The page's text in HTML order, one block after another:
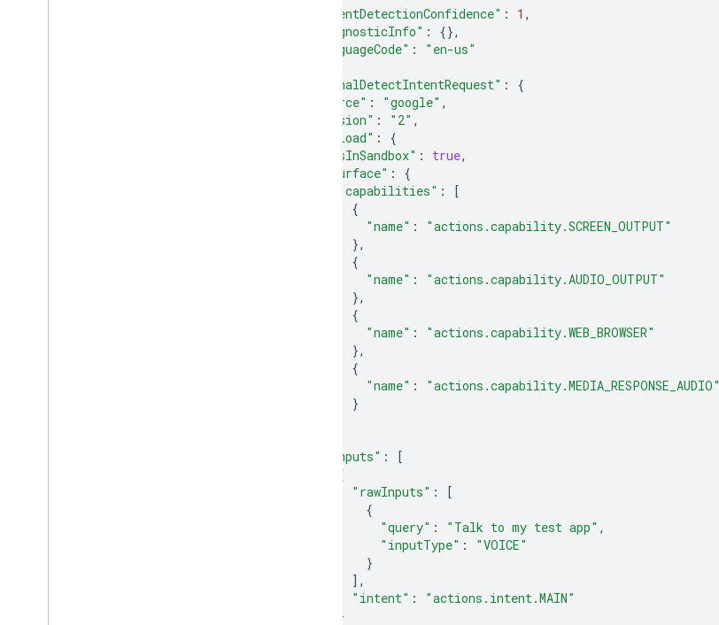
"intentDetectionConfidence" : 1 ,
"diagnosticInfo" :
{},
"languageCode" :
"en-us"
"originalDetectIntentRequest" :
{
"source" : "google" ,
"version" : "2" ,
"payload" :
{
"isInSandbox" : true,
"surface" :
{
"capabilities" :
[
{
"name" :
"actions.capability.SCREEN_OUTPUT"
},
{
"name" :
"actions.capability.AUDIO_OUTPUT"
},
{
"name" :
"actions.capability.WEB_BROWSER"
},
{
"name" :
"actions.capability.MEDIA_RESPONSE_AUDIO"
}
"inputs" :
[
{
"rawInputs" :
[
{
"query" : "Talk to my test app" ,
"inputType" :
"VOICE"
}
],
"intent" :
"actions.intent.MAIN"
}